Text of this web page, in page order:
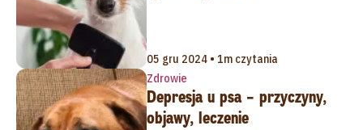
05 gru 2024 • 1m czytania
Zdrowie
Depresja u psa – przyczyny,
objawy, leczenie